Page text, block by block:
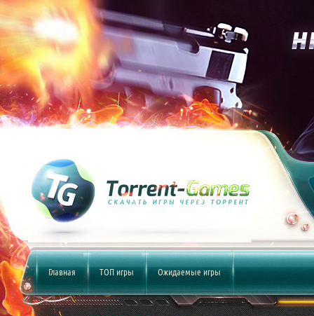
Главная ТОП игры Ожидаемые игры